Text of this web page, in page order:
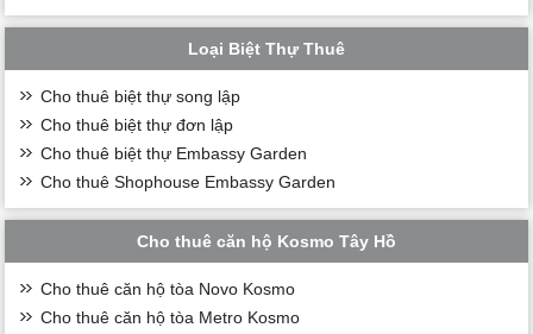
Loại Biệt Thự Thuê
Cho thuê biệt thự song lập
Cho thuê biệt thự đơn lập
Cho thuê biệt thự Embassy Garden
Cho thuê Shophouse Embassy Garden
Cho thuê căn hộ Kosmo Tây Hồ
Cho thuê căn hộ tòa Novo Kosmo
Cho thuê căn hộ tòa Metro Kosmo